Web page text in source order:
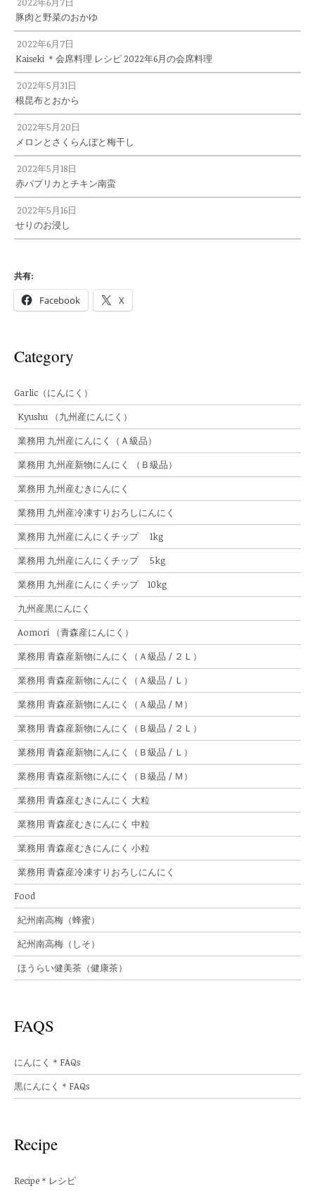
豚肉と野菜のおかゆ
2022年6月7日
Kaiseki ＊会席料理 レシピ 2022年6月の会席料理
2022年5月31日
根昆布とおから
2022年5月20日
メロンとさくらんぼと梅干し
2022年5月18日
赤パプリカとチキン南蛮
2022年5月16日
せりのお浸し
共有:
Facebook X
Category
Garlic（にんにく）
Kyushu （九州産にんにく）
業務用 九州産にんにく（Ａ級品）
業務用 九州産新物にんにく （Ｂ級品）
業務用 九州産むきにんにく
業務用 九州産冷凍すりおろしにんにく
業務用 九州産にんにくチップ 1kg
業務用 九州産にんにくチップ 5kg
業務用 九州産にんにくチップ 10kg
九州産黒にんにく
Aomori （青森産にんにく）
業務用 青森産新物にんにく（Ａ級品 / ２Ｌ）
業務用 青森産新物にんにく（Ａ級品 / Ｌ）
業務用 青森産新物にんにく（Ａ級品 / Ｍ）
業務用 青森産新物にんにく（Ｂ級品 / ２Ｌ）
業務用 青森産新物にんにく（Ｂ級品 / Ｌ）
業務用 青森産新物にんにく（Ｂ級品 / Ｍ）
業務用 青森産むきにんにく 大粒
業務用 青森産むきにんにく 中粒
業務用 青森産むきにんにく 小粒
業務用 青森産冷凍すりおろしにんにく
Food
紀州南高梅（蜂蜜）
紀州南高梅（しそ）
ほうらい健美茶（健康茶）
FAQS
にんにく＊FAQs
黒にんにく＊FAQs
Recipe
Recipe＊レシピ